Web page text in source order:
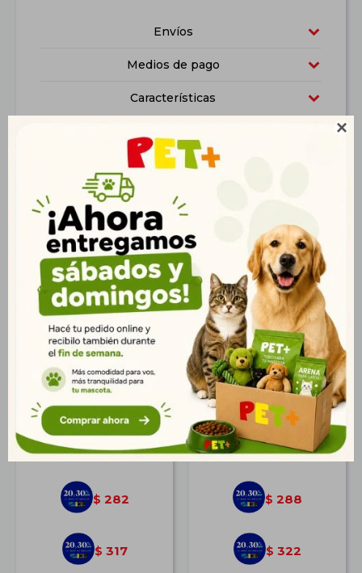

Envíos
Medios de pago
Características
Productos que te pueden interesar
Buzo a Cuadros 35cm.
$ 391
$ 282
$ 317
Dispensador de Agua
Automático 3,8 L
$ 398
$ 288
$ 322